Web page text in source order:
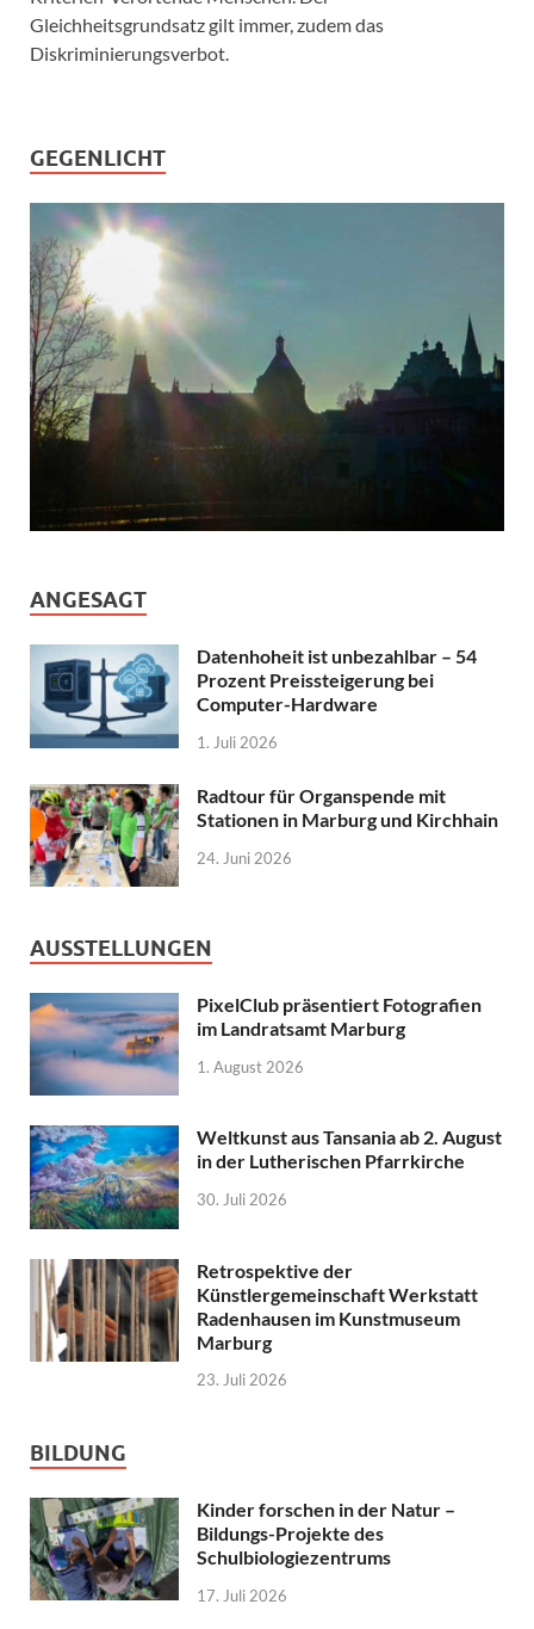
Gleichheitsgrundsatz gilt immer, zudem das
Diskriminierungsverbot.
GEGENLICHT
ANGESAGT
Datenhoheit ist unbezahlbar – 54
Prozent Preissteigerung bei
Computer-Hardware
1. Juli 2026
Radtour für Organspende mit
Stationen in Marburg und Kirchhain
24. Juni 2026
AUSSTELLUNGEN
PixelClub präsentiert Fotografien
im Landratsamt Marburg
1. August 2026
Weltkunst aus Tansania ab 2. August
in der Lutherischen Pfarrkirche
30. Juli 2026
Retrospektive der
Künstlergemeinschaft Werkstatt
Radenhausen im Kunstmuseum
Marburg
23. Juli 2026
BILDUNG
Kinder forschen in der Natur –
Bildungs-Projekte des
Schulbiologiezentrums
17. Juli 2026